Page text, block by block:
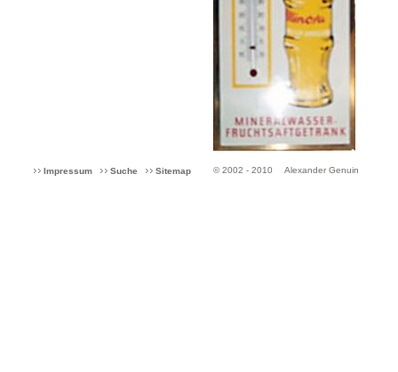
Impressum Suche Sitemap © 2002 - 2010 Alexander Genuin